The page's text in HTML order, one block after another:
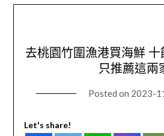
去桃園竹圍漁港買海鮮
只推薦這兩
Posted on 2023-
Let's share!